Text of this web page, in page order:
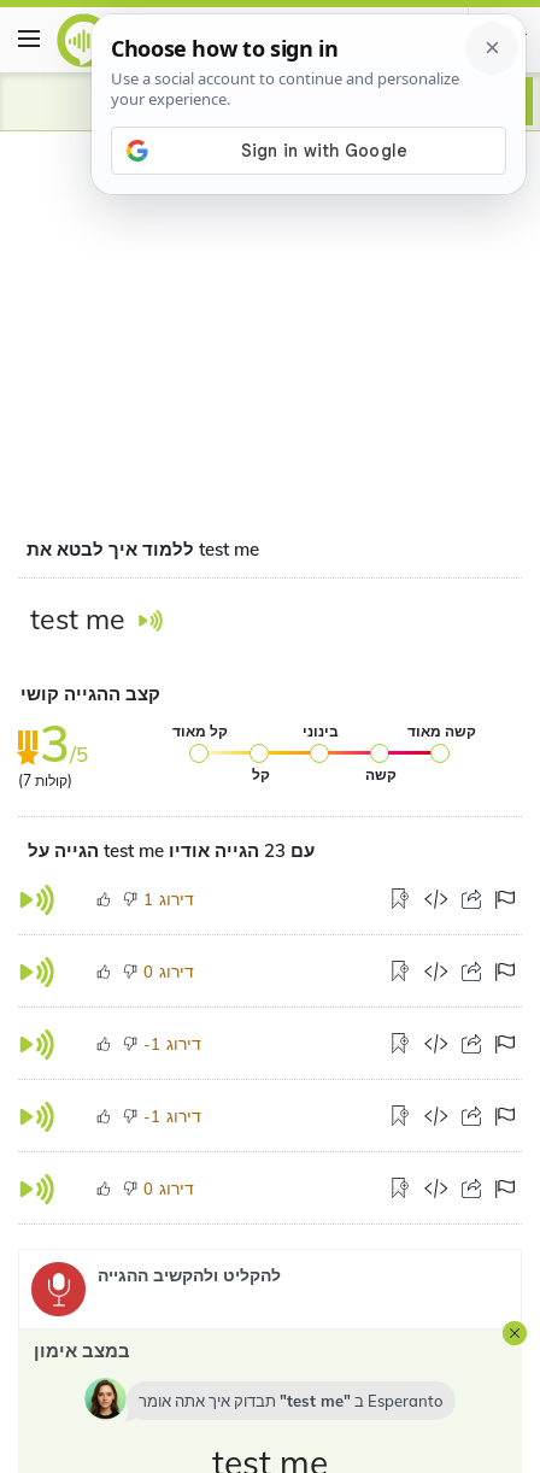
Advertisement
ללמוד איך לבטא את test me
test me
קצב ההגייה קושי
3/5
(7 קולות)
קל מאוד
קל
בינוני
קשה
קשה מאוד
הגייה על test me עם 23 הגייה אודיו
1 דירוג
0 דירוג
-1 דירוג
-1 דירוג
0 דירוג
להקליט ולהקשיב ההגייה
במצב אימון
test me ב Esperanto
test me